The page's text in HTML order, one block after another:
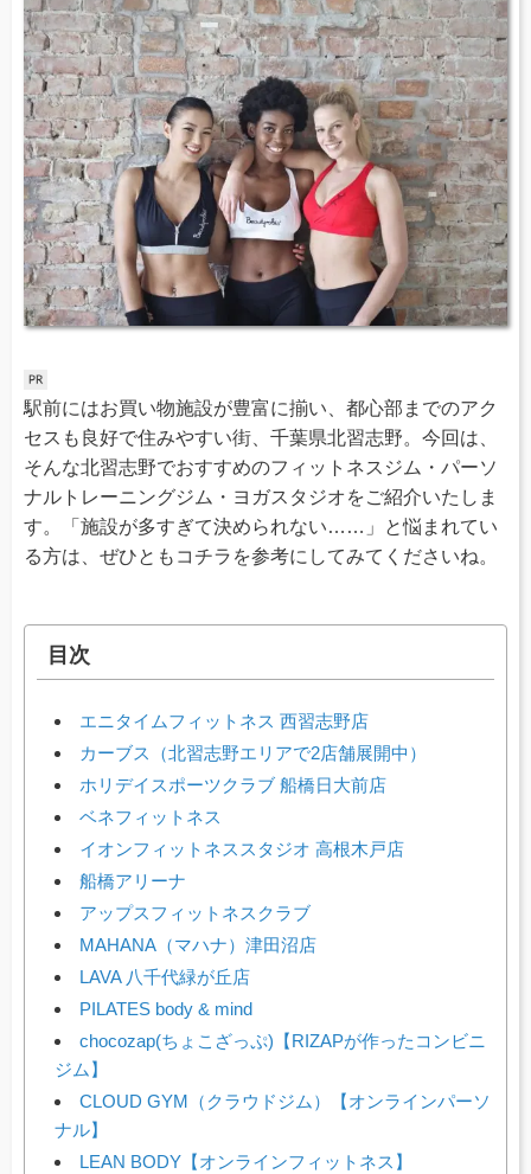
駅前にはお買い物施設が豊富に揃い、都心部までのアク
セスも良好で住みやすい街、千葉県北習志野。今回は、
そんな北習志野でおすすめのフィットネスジム・パーソ
ナルトレーニングジム・ヨガスタジオをご紹介いたしま
す。「施設が多すぎて決められない……」と悩まれてい
る方は、ぜひともコチラを参考にしてみてくださいね。
目次
エニタイムフィットネス 西習志野店
カーブス（北習志野エリアで2店舗展開中）
ホリデイスポーツクラブ 船橋日大前店
ベネフィットネス
イオンフィットネススタジオ 高根木戸店
船橋アリーナ
アップスフィットネスクラブ
MAHANA（マハナ）津田沼店
LAVA 八千代緑が丘店
PILATES body & mind
chocozap(ちょこざっぷ)【RIZAPが作ったコンビニ
ジム】
CLOUD GYM（クラウドジム）【オンラインパーソ
ナル】
LEAN BODY【オンラインフィットネス】